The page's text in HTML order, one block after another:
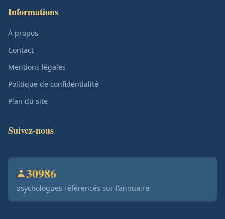
Informations
À propos
Contact
Mentions légales
Politique de confidentialité
Plan du site
Suivez-nous
30986
psychologues référencés sur l'annuaire